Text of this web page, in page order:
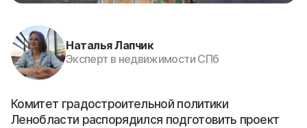
Наталья Лапчик
Эксперт в недвижимости СПб
Комитет градостроительной политики
Ленобласти распорядился подготовить проект